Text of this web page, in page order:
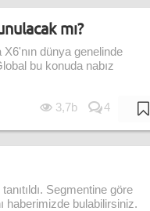
mı?
dünya genelinde
bu konuda nabız
3,7b 4
Segmentine göre
haberimizde bulabilirsiniz.